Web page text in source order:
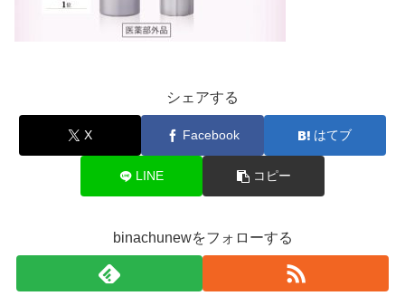
シェアする
X Facebook はてブ
LINE コピー
binachunewをフォローする